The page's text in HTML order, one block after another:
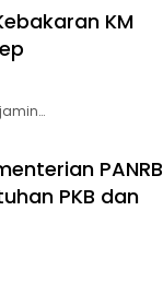
KM
PANRB
PKB dan